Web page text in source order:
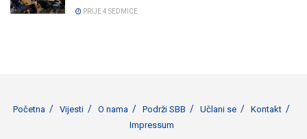
PRIJE 4 SEDMICE
Početna Vijesti O nama Podrži SBB Učlani se
Kontakt
Impressum